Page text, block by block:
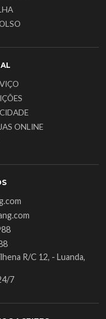
ONLINE
R/C 12, - Luanda,
7